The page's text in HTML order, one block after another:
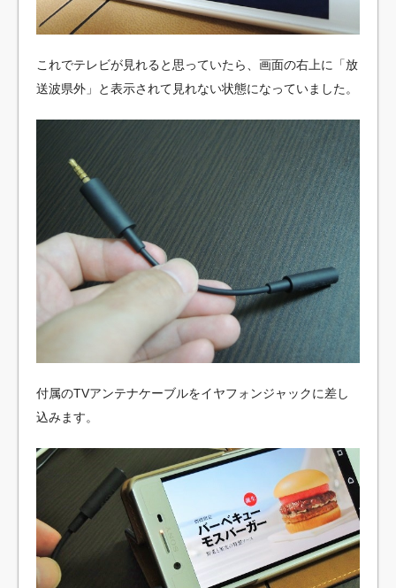
これでテレビが見れると思っていたら、画面の右上に「放
送波県外」と表示されて見れない状態になっていました。
付属のTVアンテナケーブルをイヤフォンジャックに差し
込みます。